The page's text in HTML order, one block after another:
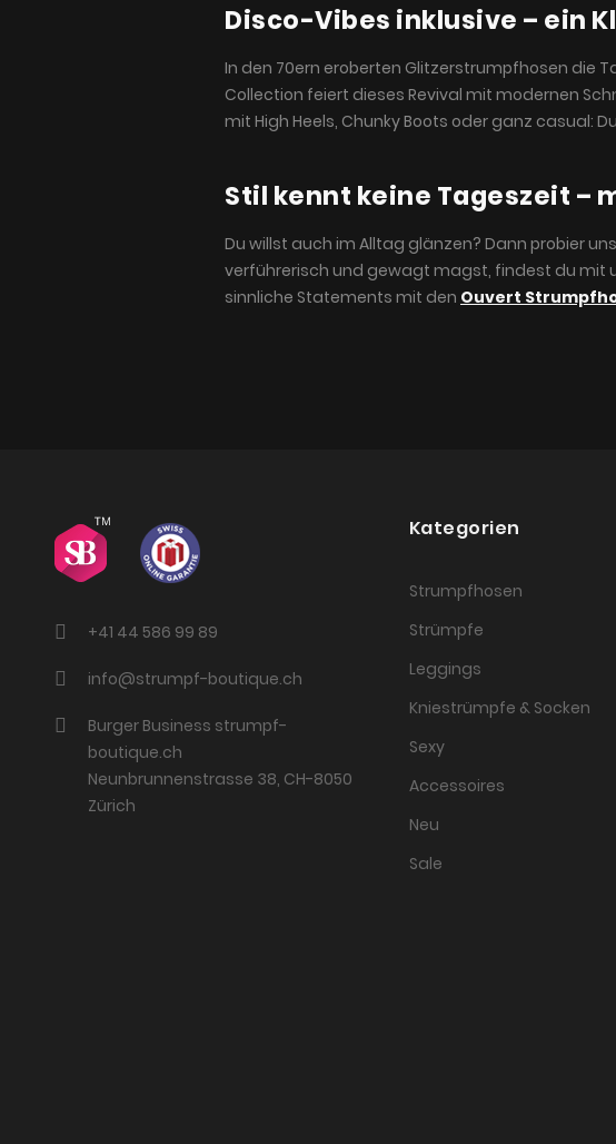
Disco-Vibes inklusive – ein
In den 70ern eroberten Glitzerstrumpfhosen die
Collection feiert dieses Revival mit modernen
mit High Heels, Chunky Boots oder ganz casual:
Stil kennt keine Tageszeit –
Du willst auch im Alltag glänzen? Dann probier
verführerisch und gewagt magst, findest du mit
sinnliche Statements mit den Ouvert
+41 44 586 99 89
info@strumpf-boutique.ch
Burger Business strumpf-
boutique.ch
Neunbrunnenstrasse 38, CH-8050
Zürich
Kategorien
Strumpfhosen
Strümpfe
Leggings
Kniestrümpfe & Socken
Sexy
Accessoires
Neu
Sale